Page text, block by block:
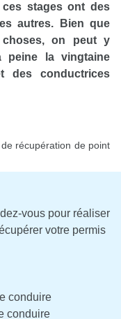
stages ont des
autres. Bien que
on peut y
peine la vingtaine
des conductrices
de récupération de point
vous pour réaliser
votre permis
conduire
conduire